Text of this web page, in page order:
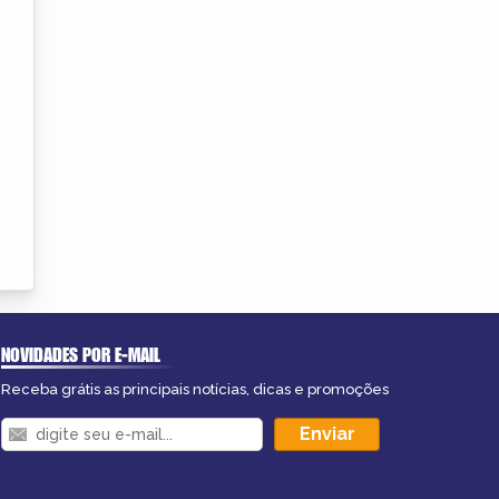
NOVIDADES POR E-MAIL
Receba grátis as principais notícias, dicas e promoções